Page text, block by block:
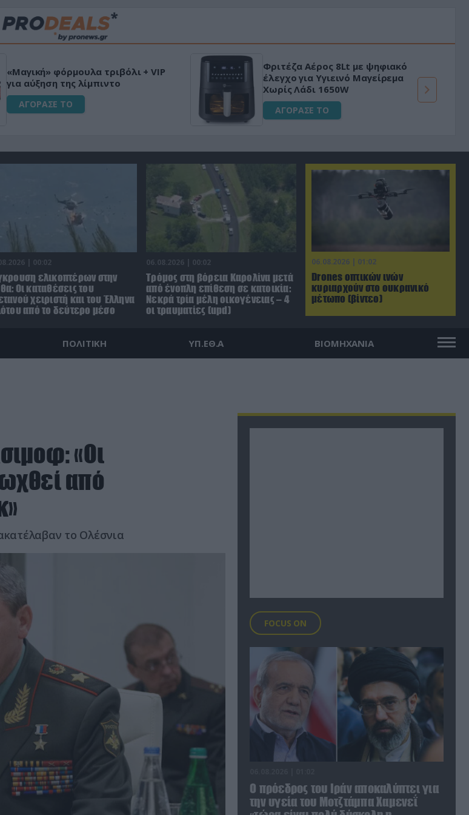
«Μαγική» φόρμουλα τριβόλι + VIP
για αύξηση της λίμπιντο
ΑΓΟΡΑΣΕ ΤΟ
Φριτέζα Αέρος 8Lt με ψηφιακό
έλεγχο για Υγιεινό Μαγείρεμα
Χωρίς Λάδι 1650W
ΑΓΟΡΑΣΕ ΤΟ
06.08.2026 | 01:02
Drones οπτικών ινών
κυριαρχούν στο ουκρανικό
μέτωπο (βίντεο)
| 00:02
ελικοπτέρων στην
Οι καταθέσεις του
χειριστή και του Έλληνα
από το δεύτερο μέσο
06.08.2026 | 00:02
Τρόμος στη βόρεια Καρολίνα μετά
από ένοπλη επίθεση σε κατοικία:
Νεκρά τρία μέλη οικογένειας – 4
οι τραυματίες (upd)
ΠΟΛΙΤΙΚΗ ΥΠ.ΕΘ.Α ΒΙΟΜΗΧΑΝΙΑ
«Οι
από
το Ολέσνια
FOCUS ON
Ο πρόεδρος του Ιράν αποκαλύπτει για
την υγεία του Μοτζτάμπα Χαμενεΐ